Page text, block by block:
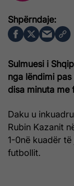
Sulmuesi i
nga lëndimi
disa minuta me
Daku u
Rubin Kazanit
1-0në kuadër
futbollit.